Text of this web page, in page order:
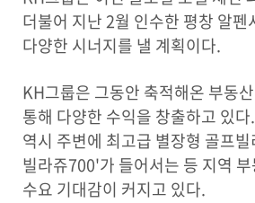
더불어 지난 2월 인수한 평창 알펜
다양한 시너지를 낼 계획이다.
KH그룹은 그동안 축적해온 부동
통해 다양한 수익을 창출하고 있
역시 주변에 최고급 별장형 골프
빌라쥬700'가 들어서는 등 지역
수요 기대감이 커지고 있다.